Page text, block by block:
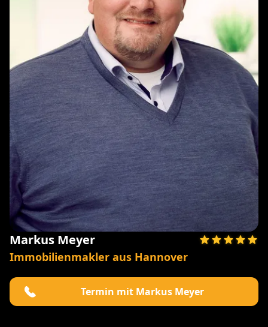
Markus Meyer
Immobilienmakler aus Hannover
Termin mit Markus Meyer